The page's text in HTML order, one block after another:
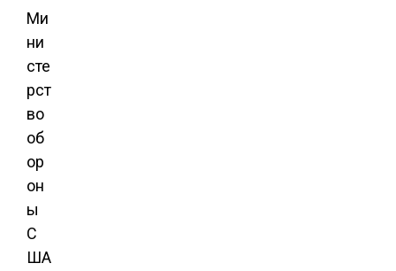
Ми
ни
сте
рст
во
об
ор
он
ы
С
ША